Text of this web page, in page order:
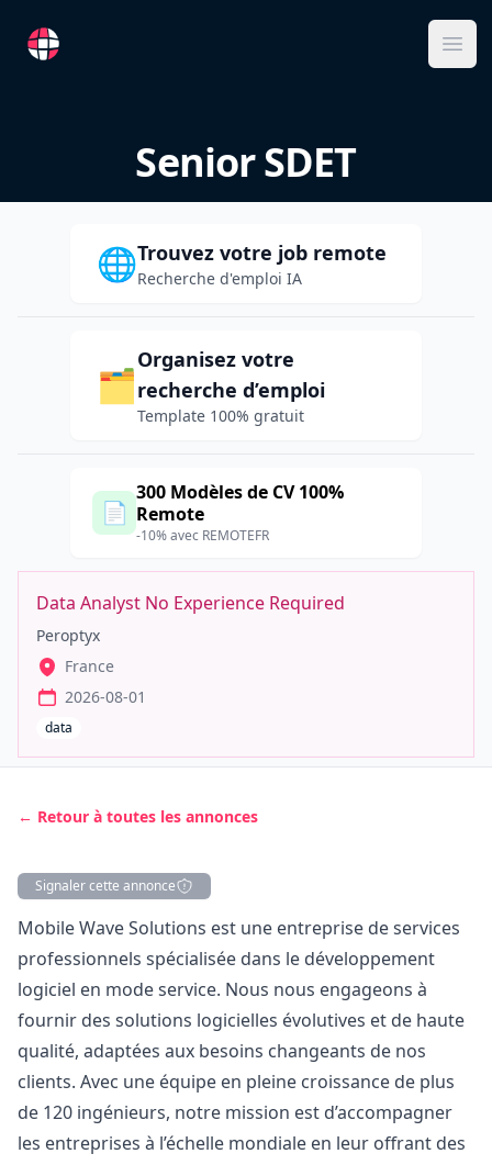
RemoteFR
Senior SDET
🌐Trouvez votre job remote
Recherche d'emploi IA
🗂️
Organisez votre
recherche d’emploi
Template 100% gratuit
📄
300 Modèles de CV 100%
Remote
-10% avec REMOTEFR
Data Analyst No Experience Required
Peroptyx
France
2026-08-01
data
← Retour à toutes les annonces
Signaler cette annonce
Description
Mobile Wave Solutions est une entreprise de services
professionnels spécialisée dans le développement
logiciel en mode service. Nous nous engageons à
fournir des solutions logicielles évolutives et de haute
qualité, adaptées aux besoins changeants de nos
clients. Avec une équipe en pleine croissance de plus
de 120 ingénieurs, notre mission est d’accompagner
les entreprises à l’échelle mondiale en leur offrant des